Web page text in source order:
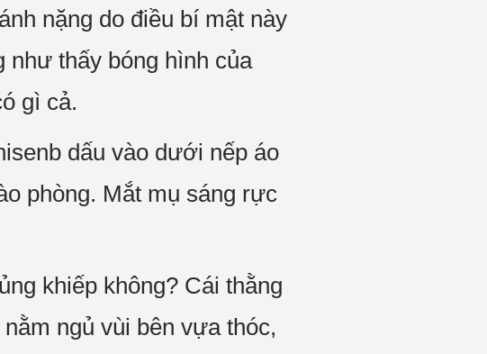
nặng do điều bí mật này
như thấy bóng hình của
gì cả.
dấu vào dưới nếp áo
phòng. Mắt mụ sáng rực
khiếp không? Cái thằng
ngủ vùi bên vựa thóc,